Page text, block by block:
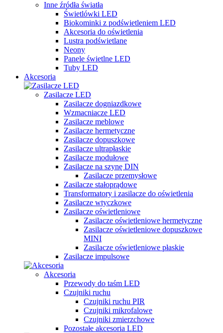
Inne źródła światła
Świetlówki LED
Biokominki z podświetleniem LED
Akcesoria do oświetlenia
Lustra podświetlane
Neony
Panele świetlne LED
Tuby LED
Akcesoria
Zasilacze LED
Zasilacze dogniazdkowe
Wzmacniacze LED
Zasilacze meblowe
Zasilacze hermetyczne
Zasilacze dopuszkowe
Zasilacze ultrapłaskie
Zasilacze modułowe
Zasilacze na szynę DIN
Zasilacze przemysłowe
Zasilacze stałoprądowe
Transformatory i zasilacze do oświetlenia
Zasilacze wtyczkowe
Zasilacze oświetleniowe
Zasilacze oświetleniowe hermetyczne
Zasilacze oświetleniowe dopuszkowe
MINI
Zasilacze oświetleniowe płaskie
Zasilacze impulsowe
Akcesoria
Przewody do taśm LED
Czujniki ruchu
Czujniki ruchu PIR
Czujniki mikrofalowe
Czujniki zmierzchowe
Pozostałe akcesoria LED